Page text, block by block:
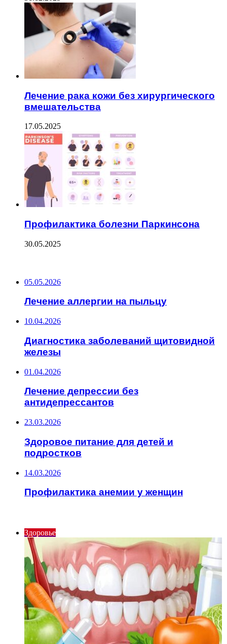
Лечение рака кожи без хирургического
вмешательства
17.05.2025
Профилактика болезни Паркинсона
30.05.2025
05.05.2026
Лечение аллергии на пыльцу
10.04.2026
Диагностика заболеваний щитовидной
железы
01.04.2026
Лечение депрессии без
антидепрессантов
23.03.2026
Здоровое питание для детей и
подростков
14.03.2026
Профилактика анемии у женщин
Здоровье